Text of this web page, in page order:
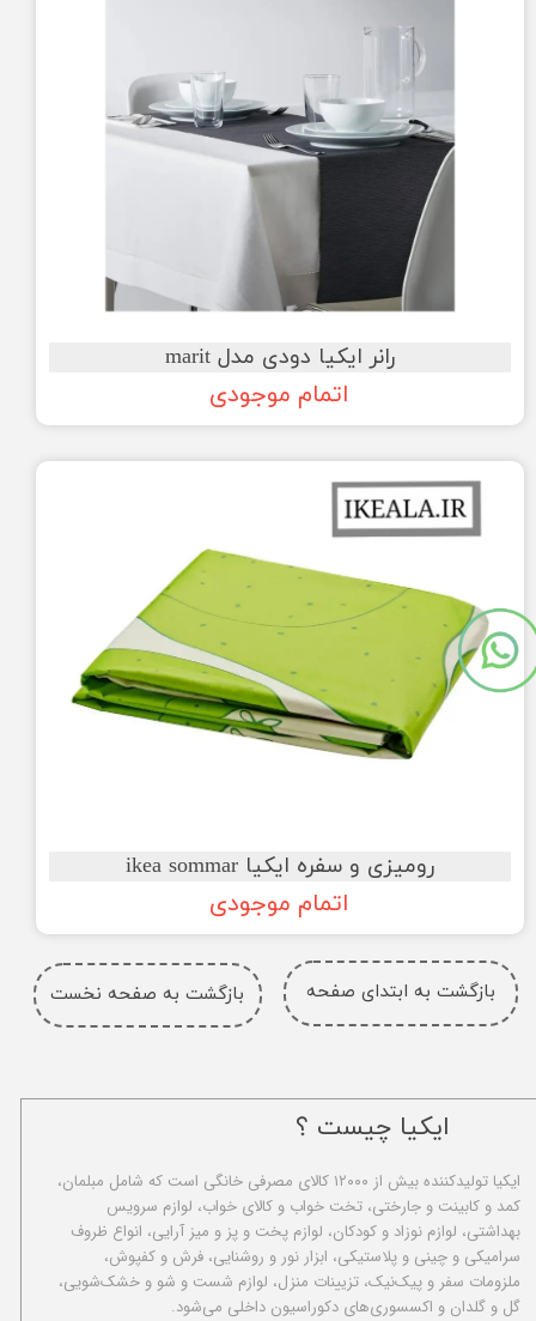
رانر ایکیا دودی مدل marit
اتمام موجودی
رومیزی و سفره ایکیا ikea sommar
اتمام موجودی
بازگشت به صفحه نخست بازگشت به ابتدای صفحه
ایکیا چیست ؟
ا​یکیا تولیدکننده بیش از ۱۲۰۰۰ کالای مصرفی خانگی است که شامل مبلمان،
کمد و کابینت و جارختی، تخت خواب و کالای خواب، لوازم سرویس
بهداشتی، لوازم نوزاد و کودکان، لوازم پخت و پز و میز آرایی، انواع ظروف
سرامیکی و چینی و پلاستیکی، ابزار نور و روشنایی، فرش و کفپوش،
ملزومات سفر و پیک‌نیک، تزیینات منزل، لوازم شست و شو و خشک‌شویی،
گل و گلدان و اکسسوری‌های دکوراسیون داخلی می‌شود.